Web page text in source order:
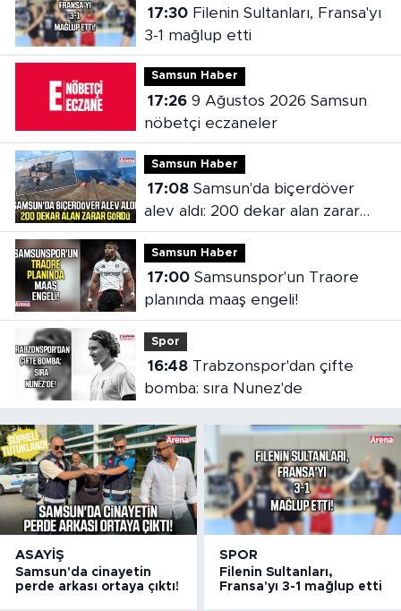
17:30Filenin Sultanları, Fransa'yı
3-1 mağlup etti
Samsun Haber
17:269 Ağustos 2026 Samsun
nöbetçi eczaneler
Samsun Haber
17:08Samsun'da biçerdöver
alev aldı: 200 dekar alan zarar
gördü
Samsun Haber
17:00Samsunspor'un Traore
planında maaş engeli!
Spor
16:48Trabzonspor'dan çifte
bomba: sıra Nunez'de
ASAYIŞ
Samsun'da cinayetin
perde arkası ortaya çıktı!
SPOR
Filenin Sultanları,
Fransa'yı 3-1 mağlup etti